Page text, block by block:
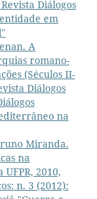
Diálogos
em
A
romano-
(Séculos II-
Diálogos
na
Miranda.
na
2010,
n. 3 (2012):